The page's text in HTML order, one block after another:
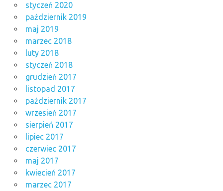
styczeń 2020
październik 2019
maj 2019
marzec 2018
luty 2018
styczeń 2018
grudzień 2017
listopad 2017
październik 2017
wrzesień 2017
sierpień 2017
lipiec 2017
czerwiec 2017
maj 2017
kwiecień 2017
marzec 2017